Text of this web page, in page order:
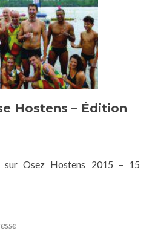
Hostens – Édition
sur Osez Hostens 2015 – 15